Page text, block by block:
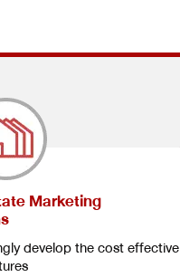
Marketing
develop the cost effective